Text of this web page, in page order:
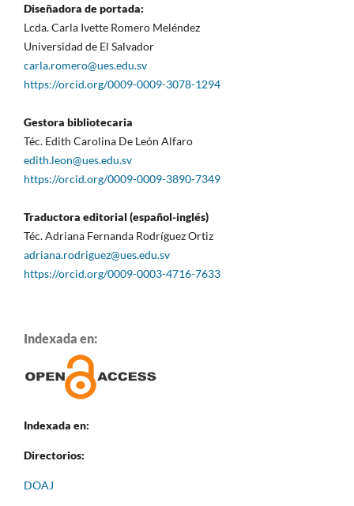
Diseñadora de portada:
Lcda. Carla Ivette Romero Meléndez
Universidad de El Salvador
carla.romero@ues.edu.sv
https://orcid.org/0009-0009-3078-1294
Gestora bibliotecaria
Téc. Edith Carolina De León Alfaro
edith.leon@ues.edu.sv
https://orcid.org/0009-0009-3890-7349
Traductora editorial (español-inglés)
Téc. Adriana Fernanda Rodríguez Ortiz
adriana.rodriguez@ues.edu.sv
https://orcid.org/0009-0003-4716-7633
Indexada en:
Indexada en:
Directorios:
DOAJ